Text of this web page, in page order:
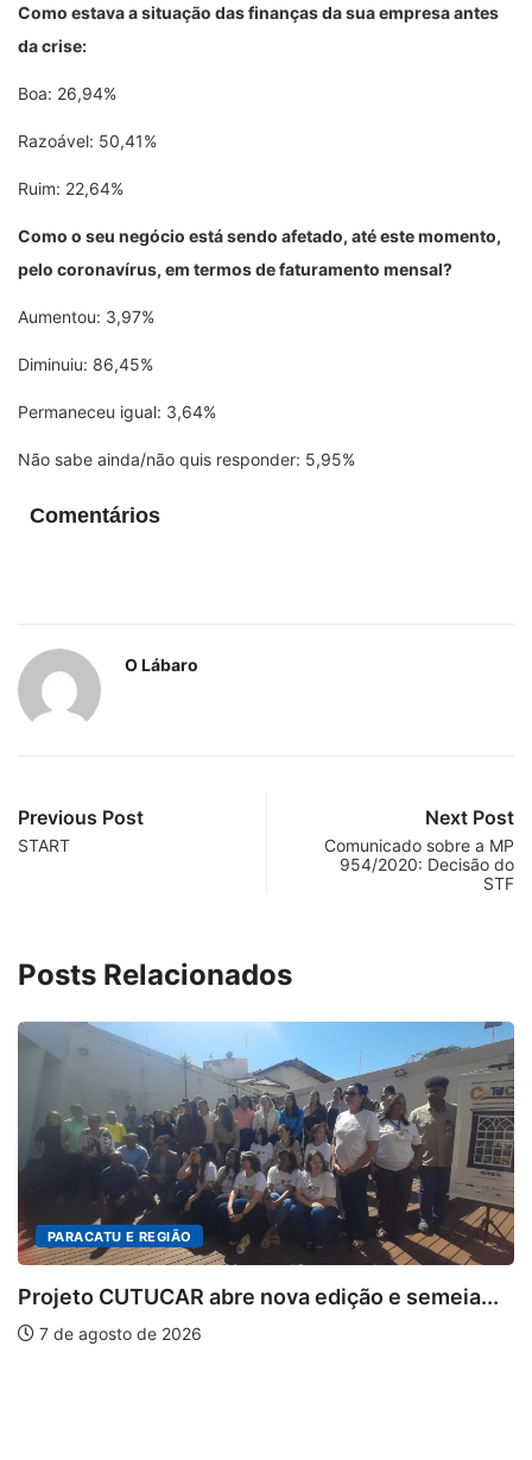
Como estava a situação das finanças da sua empresa antes
da crise:
Boa: 26,94%
Razoável: 50,41%
Ruim: 22,64%
Como o seu negócio está sendo afetado, até este momento,
pelo coronavírus, em termos de faturamento mensal?
Aumentou: 3,97%
Diminuiu: 86,45%
Permaneceu igual: 3,64%
Não sabe ainda/não quis responder: 5,95%
Comentários
O Lábaro
Previous Post
START
Next Post
Comunicado sobre a MP
954/2020: Decisão do
STF
Posts Relacionados
e semeia...